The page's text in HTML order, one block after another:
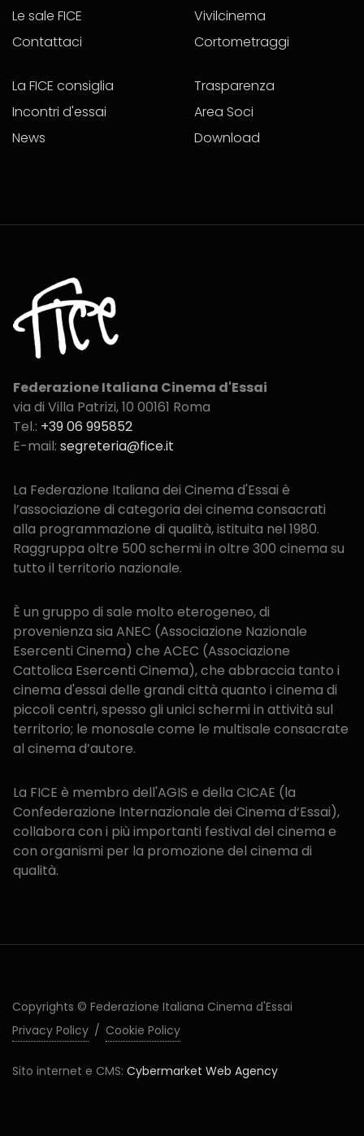
Le sale FICE
Contattaci
Vivilcinema
Cortometraggi
La FICE consiglia
Incontri d'essai
News
Trasparenza
Area Soci
Download
Federazione Italiana Cinema d'Essai
via di Villa Patrizi, 10 00161 Roma
Tel.: +39 06 995852
E-mail: segreteria@fice.it
La Federazione Italiana dei Cinema d'Essai è
l’associazione di categoria dei cinema consacrati
alla programmazione di qualità, istituita nel 1980.
Raggruppa oltre 500 schermi in oltre 300 cinema su
tutto il territorio nazionale.
È un gruppo di sale molto eterogeneo, di
provenienza sia ANEC (Associazione Nazionale
Esercenti Cinema) che ACEC (Associazione
Cattolica Esercenti Cinema), che abbraccia tanto i
cinema d'essai delle grandi città quanto i cinema di
piccoli centri, spesso gli unici schermi in attività sul
territorio; le monosale come le multisale consacrate
al cinema d’autore.
La FICE è membro dell'AGIS e della CICAE (la
Confederazione Internazionale dei Cinema d‘Essai),
collabora con i più importanti festival del cinema e
con organismi per la promozione del cinema di
qualità.
Copyrights © Federazione Italiana Cinema d'Essai
Privacy Policy / Cookie Policy
Sito internet e CMS: Cybermarket Web Agency